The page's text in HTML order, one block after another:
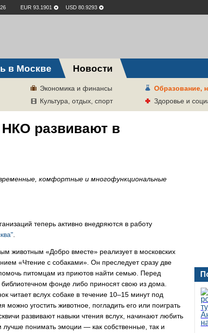
EUR 93.1901 USD 80.9293
в Москве Новости
Экономика и финансы Образование,
Культура, отдых, спорт Здоровье и
развивают в
комфортные и многофункциональные
теперь активно внедряются в работу
животным «Добро вместе» реализует в московских
«Чтение с собаками». Он преследует сразу две
питомцам из приютов найти семью. Перед
фонде либо приносят свою из дома.
читает вслух собаке в течение 10–15 минут под
можно угостить животное, погладить его или поиграть
развивают навыки чтения вслух, начинают любить
лучше понимать эмоции — как собственные, так и